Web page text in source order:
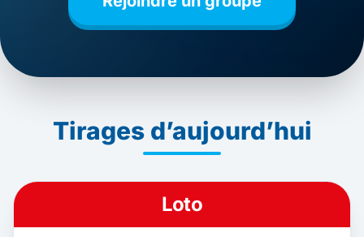
Tirages d’aujourd’hui
Loto
Premier prix
₪ 40,000,000